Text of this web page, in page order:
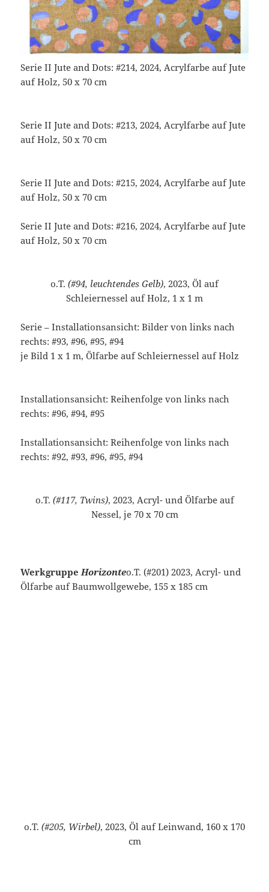
Serie II Jute and Dots: #214, 2024, Acrylfarbe auf Jute
auf Holz, 50 x 70 cm
Serie II Jute and Dots: #213, 2024, Acrylfarbe auf Jute
auf Holz, 50 x 70 cm
Serie II Jute and Dots: #215, 2024, Acrylfarbe auf Jute
auf Holz, 50 x 70 cm
Serie II Jute and Dots: #216, 2024, Acrylfarbe auf Jute
auf Holz, 50 x 70 cm
o.T. (#94, leuchtendes Gelb), 2023, Öl auf
Schleiernessel auf Holz, 1 x 1 m
Serie – Installationsansicht: Bilder von links nach
rechts: #93, #96, #95, #94
je Bild 1 x 1 m, Ölfarbe auf Schleiernessel auf Holz
Installationsansicht: Reihenfolge von links nach
rechts: #96, #94, #95
Installationsansicht: Reihenfolge von links nach
rechts: #92, #93, #96, #95, #94
o.T. (#117, Twins), 2023, Acryl- und Ölfarbe auf
Nessel, je 70 x 70 cm
WerkgruppeHorizonteo.T. (#201) 2023, Acryl- und
Ölfarbe auf Baumwollgewebe, 155 x 185 cm